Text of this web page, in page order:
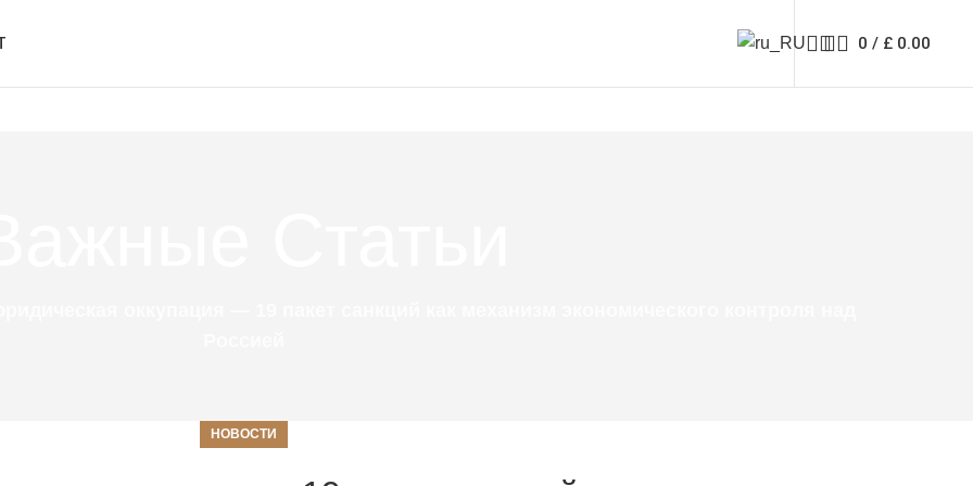
0/ £ 0.00
НОВОСТИ